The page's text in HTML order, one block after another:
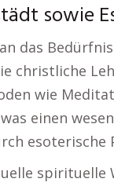
sowie
das
christliche
wie
einen